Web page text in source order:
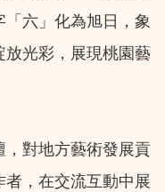
六」化為旭日，象
光彩，展現桃園藝
對地方藝術發展貢
，在交流互動中展